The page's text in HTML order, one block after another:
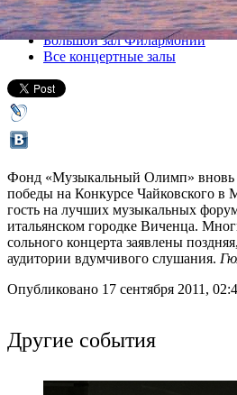
Все концерты
Большой зал Филармонии
Все концертные залы
Фонд «Музыкальный Олимп» вновь
победы на Конкурсе Чайковского
гость на лучших музыкальных
итальянском городке Виченца.
сольного концерта заявлены
аудитории вдумчивого слушания.
Опубликовано 17 сентября 2011,
Другие события